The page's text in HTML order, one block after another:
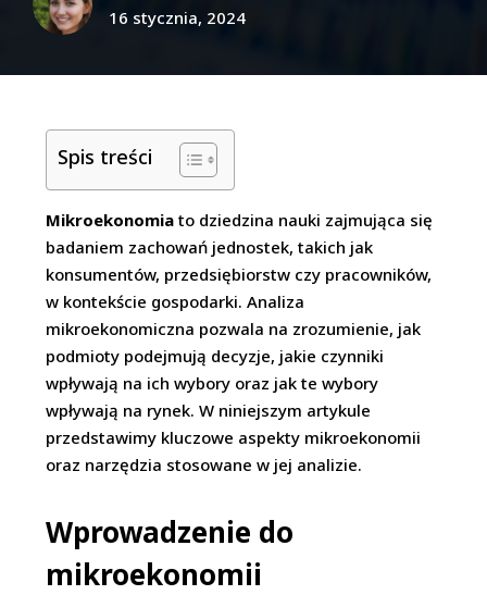
16 stycznia, 2024
Spis treści
Mikroekonomia to dziedzina nauki zajmująca się
badaniem zachowań jednostek, takich jak
konsumentów, przedsiębiorstw czy pracowników,
w kontekście gospodarki. Analiza
mikroekonomiczna pozwala na zrozumienie, jak
podmioty podejmują decyzje, jakie czynniki
wpływają na ich wybory oraz jak te wybory
wpływają na rynek. W niniejszym artykule
przedstawimy kluczowe aspekty mikroekonomii
oraz narzędzia stosowane w jej analizie.
Wprowadzenie do
mikroekonomii